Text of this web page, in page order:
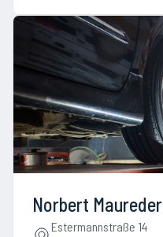
Norbert Maureder
Estermannstraße 14